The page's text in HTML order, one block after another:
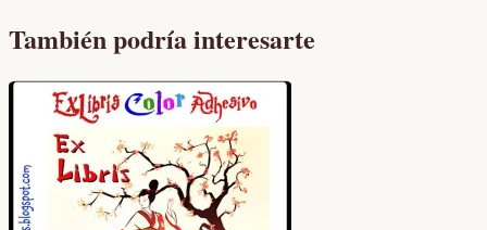
También podría interesarte